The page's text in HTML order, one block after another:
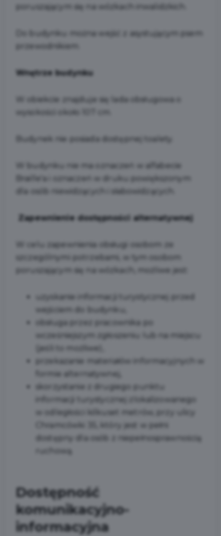
poruszającym się na wózkach inwalidzkich.
Do budynku można wejść z asystującym psem
Wnętrze budynku
W obiekcie znajduje się lada obsługowa o
Budynek nie posiada dostępnej toalety.
W budynku nie ma oznaczeń w alfabecie
Braille'a i oznaczeń w druku powiększonym
dla osób niewidzących i słabowidzących.
Zapewnienie dostępności alternatywnej
W celu zapewnienia obsługi osobom ze
szczególnymi potrzebami, w tym osobom
poruszającym się na wózkach, możliwe jest:
uzyskanie informacji turystycznej przed
wejściem do budynku,
obsługa przez pracownika po
wcześniejszym zgłoszeniu lub na miejscu
(jeśli to możliwe),
przekazanie materiałów informacyjnych w
formie alternatywnej,
skorzystanie z drugiego punktu
informacji turystycznej zlokalizowanego
w odległości kilkuset metrów, przy ulicy
Chramcówki 35, który jest w pełni
dostępny dla osób z niepełnosprawnością
ruchową.
Dostępność
komunikacyjno-
informacyjna